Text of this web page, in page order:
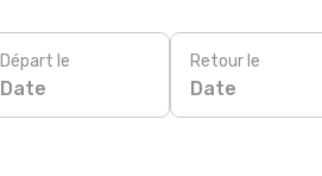
Départ le
Date
Retour le
Date